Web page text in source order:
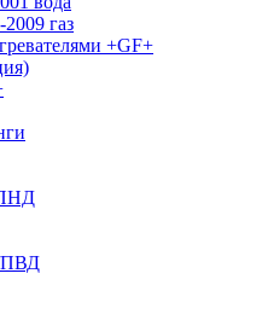
газ
+GF+
ПНД
ПВД